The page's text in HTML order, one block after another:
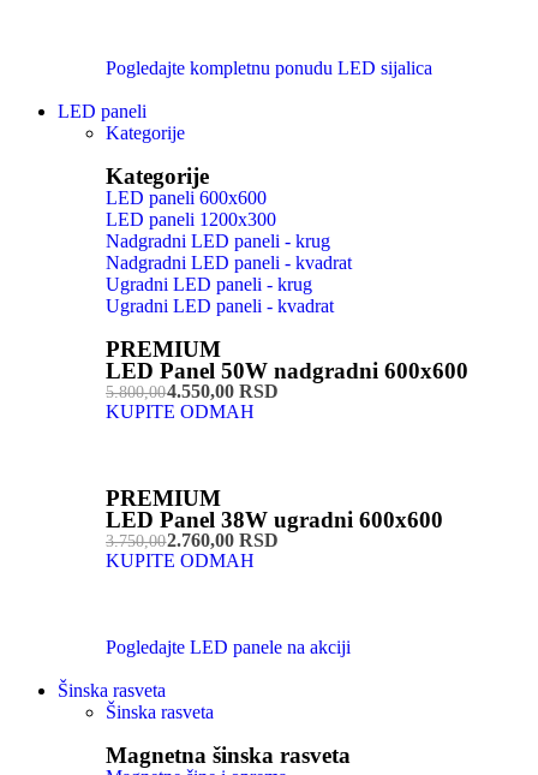
Pogledajte kompletnu ponudu LED sijalica
LED paneli
Kategorije
Kategorije
LED paneli 600x600
LED paneli 1200x300
Nadgradni LED paneli - krug
Nadgradni LED paneli - kvadrat
Ugradni LED paneli - krug
Ugradni LED paneli - kvadrat
PREMIUM
LED Panel 50W nadgradni 600x600
5.800,004.550,00 RSD
KUPITE ODMAH
PREMIUM
LED Panel 38W ugradni 600x600
3.750,002.760,00 RSD
KUPITE ODMAH
Pogledajte LED panele na akciji
Šinska rasveta
Šinska rasveta
Magnetna šinska rasveta